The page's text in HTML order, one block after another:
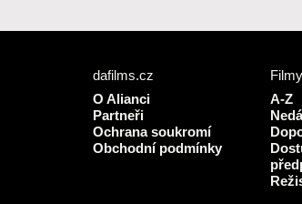
dafilms.cz
O Alianci
Partneři
Ochrana soukromí
Obchodní podmínky
Filmy
A-Z